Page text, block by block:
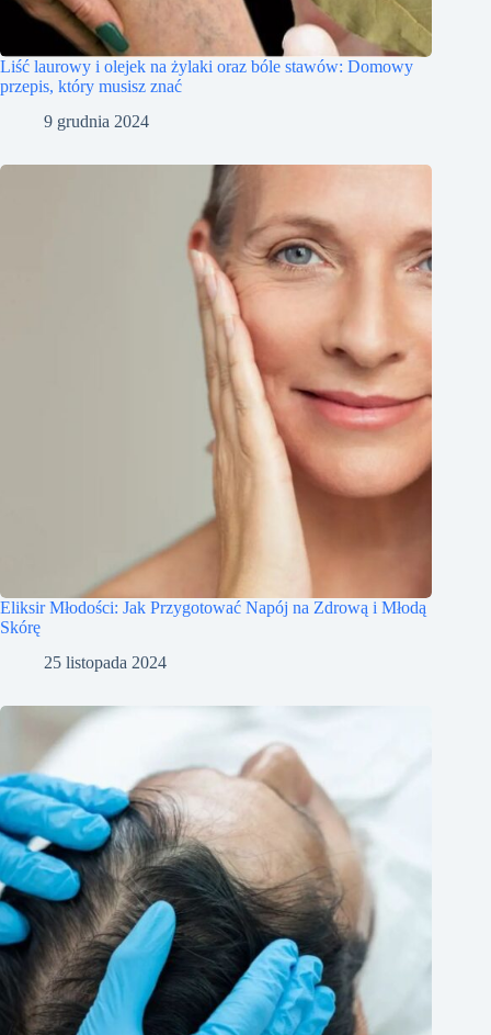
Liść laurowy i olejek na żylaki oraz bóle stawów: Domowy
przepis, który musisz znać
9 grudnia 2024
Eliksir Młodości: Jak Przygotować Napój na Zdrową i Młodą
Skórę
25 listopada 2024